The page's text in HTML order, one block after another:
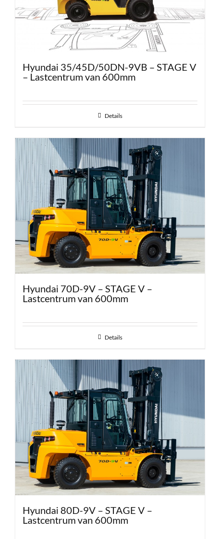
Hyundai 35/45D/50DN-9VB – STAGE V
– Lastcentrum van 600mm
Details
Hyundai 70D-9V – STAGE V –
Lastcentrum van 600mm
Details
Hyundai 80D-9V – STAGE V –
Lastcentrum van 600mm